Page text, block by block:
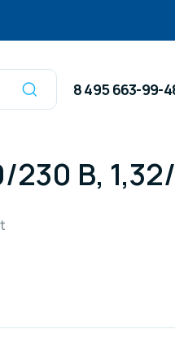
Оборудование для
дезинфекции
8 495 663-99-
В,